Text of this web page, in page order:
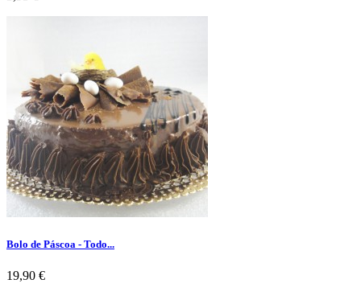
Bolo de Páscoa - Todo...
Preço
19,90 €